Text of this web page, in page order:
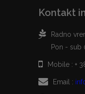
Kontakt
Radno
Pon - sub
Mobile : +
Email :